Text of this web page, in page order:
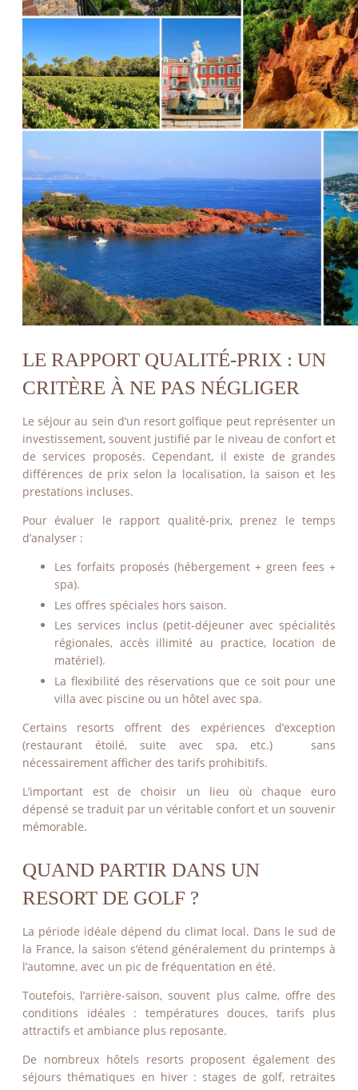
LE RAPPORT QUALITÉ-PRIX : UN
CRITÈRE À NE PAS NÉGLIGER
Le séjour au sein d’un resort golfique peut représenter un
investissement, souvent justifié par le niveau de confort et
de services proposés. Cependant, il existe de grandes
différences de prix selon la localisation, la saison et les
prestations incluses.
Pour évaluer le rapport qualité-prix, prenez le temps
d’analyser :
Les forfaits proposés (hébergement + green fees +
spa).
Les offres spéciales hors saison.
Les services inclus (petit-déjeuner avec spécialités
régionales, accès illimité au practice, location de
matériel).
La flexibilité des réservations que ce soit pour une
villa avec piscine ou un hôtel avec spa.
Certains resorts offrent des expériences d’exception
(restaurant étoilé, suite avec spa, etc.) sans
nécessairement afficher des tarifs prohibitifs.
L’important est de choisir un lieu où chaque euro
dépensé se traduit par un véritable confort et un souvenir
mémorable.
QUAND PARTIR DANS UN
RESORT DE GOLF ?
La période idéale dépend du climat local. Dans le sud de
la France, la saison s’étend généralement du printemps à
l’automne, avec un pic de fréquentation en été.
Toutefois, l’arrière-saison, souvent plus calme, offre des
conditions idéales : températures douces, tarifs plus
attractifs et ambiance plus reposante.
De nombreux hôtels resorts proposent également des
séjours thématiques en hiver : stages de golf, retraites
ACTUALITÉS
VOIR PLUS